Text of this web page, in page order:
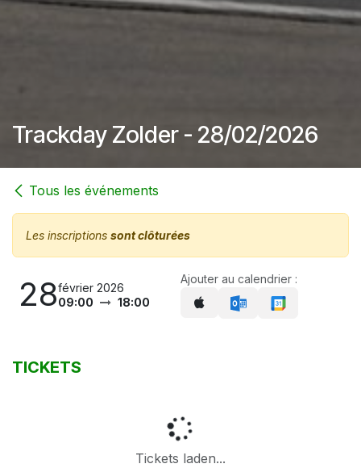
Trackday Zolder - 28/02/2026
Tous les événements
Les inscriptions sont clôturées
28février 2026
09:00
18:00
Ajouter au calendrier :
TICKETS
Tickets laden...